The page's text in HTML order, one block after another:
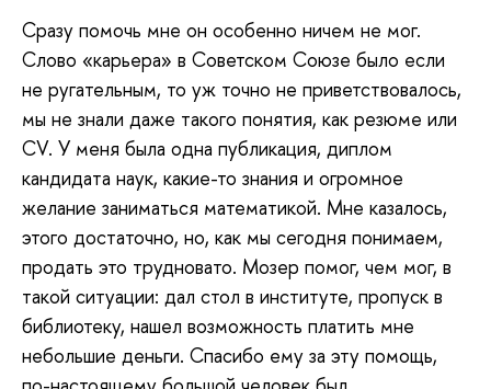
Сразу помочь мне он особенно ничем не мог.
Слово «карьера» в Советском Союзе было если
не ругательным, то уж точно не приветствовалось,
мы не знали даже такого понятия, как резюме или
СV. У меня была одна публикация, диплом
кандидата наук, какие-то знания и огромное
желание заниматься математикой. Мне казалось,
этого достаточно, но, как мы сегодня понимаем,
продать это трудновато. Мозер помог, чем мог, в
такой ситуации: дал стол в институте, пропуск в
библиотеку, нашел возможность платить мне
небольшие деньги. Спасибо ему за эту помощь,